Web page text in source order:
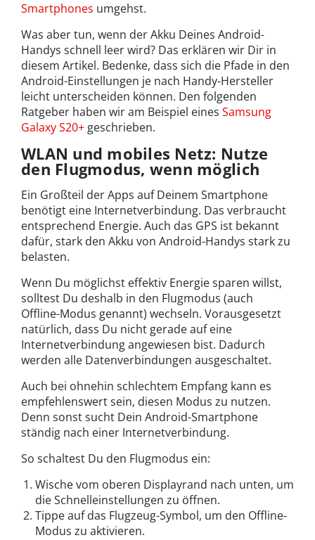
Smartphones umgehst.
Was aber tun, wenn der Akku Deines Android-
Handys schnell leer wird? Das erklären wir Dir in
diesem Artikel. Bedenke, dass sich die Pfade in den
Android-Einstellungen je nach Handy-Hersteller
leicht unterscheiden können. Den folgenden
Ratgeber haben wir am Beispiel eines Samsung
Galaxy S20+ geschrieben.
WLAN und mobiles Netz: Nutze
den Flugmodus, wenn möglich
Ein Großteil der Apps auf Deinem Smartphone
benötigt eine Internetverbindung. Das verbraucht
entsprechend Energie. Auch das GPS ist bekannt
dafür, stark den Akku von Android-Handys stark zu
belasten.
Wenn Du möglichst effektiv Energie sparen willst,
solltest Du deshalb in den Flugmodus (auch
Offline-Modus genannt) wechseln. Vorausgesetzt
natürlich, dass Du nicht gerade auf eine
Internetverbindung angewiesen bist. Dadurch
werden alle Datenverbindungen ausgeschaltet.
Auch bei ohnehin schlechtem Empfang kann es
empfehlenswert sein, diesen Modus zu nutzen.
Denn sonst sucht Dein Android-Smartphone
ständig nach einer Internetverbindung.
So schaltest Du den Flugmodus ein:
Wische vom oberen Displayrand nach unten, um
die Schnelleinstellungen zu öffnen.
Tippe auf das Flugzeug-Symbol, um den Offline-
Modus zu aktivieren.